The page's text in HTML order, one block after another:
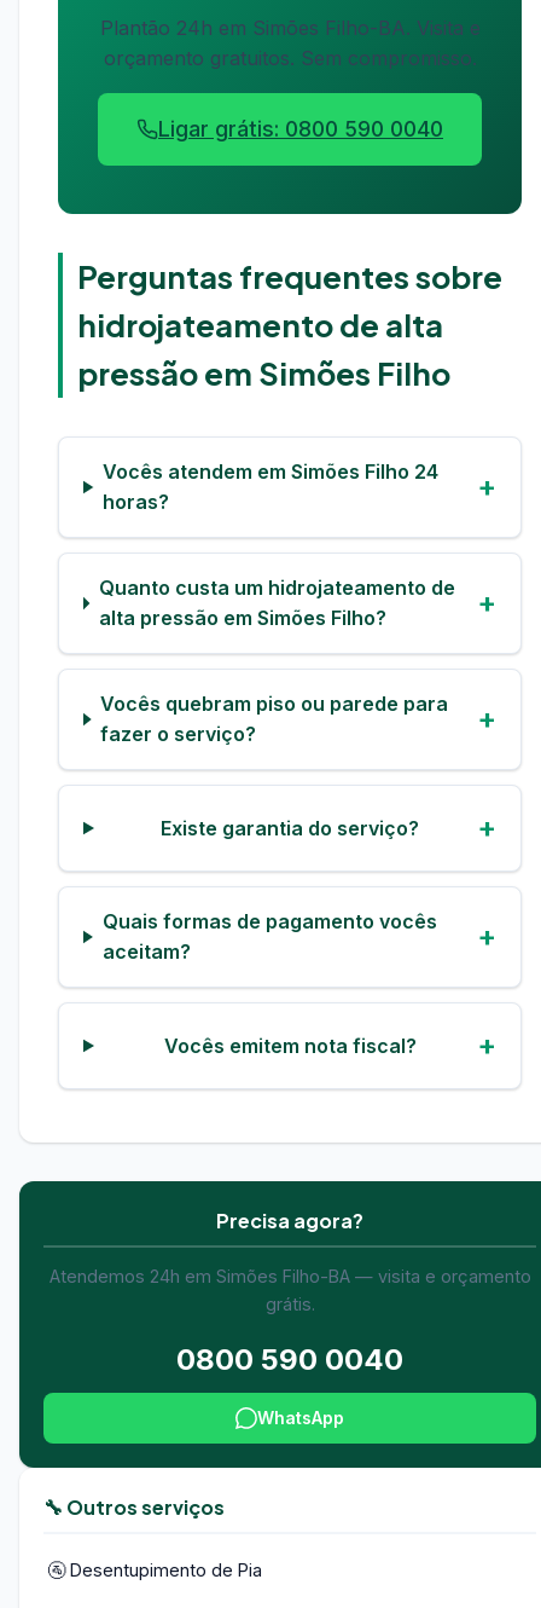
Plantão 24h em Simões Filho-BA. Visita e
orçamento gratuitos. Sem compromisso.
Ligar grátis: 0800 590 0040
Perguntas frequentes sobre
hidrojateamento de alta
pressão em Simões Filho
Vocês atendem em Simões Filho 24
horas?
Quanto custa um hidrojateamento de
alta pressão em Simões Filho?
Vocês quebram piso ou parede para
fazer o serviço?
Existe garantia do serviço?
Quais formas de pagamento vocês
aceitam?
Vocês emitem nota fiscal?
Precisa agora?
Atendemos 24h em Simões Filho-BA — visita e orçamento
grátis.
0800 590 0040
WhatsApp
🔧 Outros serviços
🚰 Desentupimento de Pia